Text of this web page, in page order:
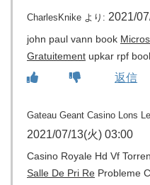
CharlesKnike より: 2021/
john paul vann book
Gratuitement upkar rpf
返信
Gateau Geant Casino Lons
2021/07/13(火) 03:00
Casino Royale Hd Vf
Salle De Pri Re Probleme